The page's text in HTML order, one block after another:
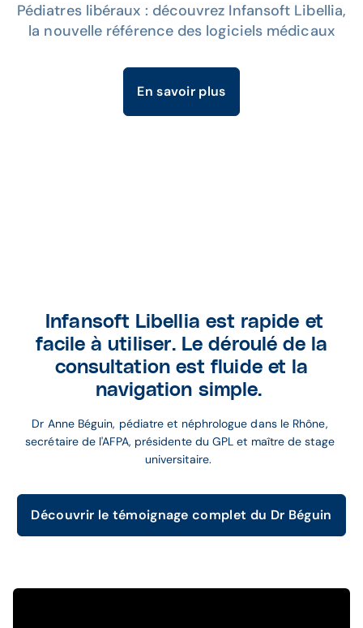
Pédiatres libéraux : découvrez Infansoft Libellia,
la nouvelle référence des logiciels médicaux
En savoir plus
Infansoft Libellia est rapide et
facile à utiliser. Le déroulé de la
consultation est fluide et la
navigation simple.
Dr Anne Béguin, pédiatre et néphrologue dans le Rhône,
secrétaire de l'AFPA, présidente du GPL et maître de stage
universitaire.
Découvrir le témoignage complet du Dr Béguin